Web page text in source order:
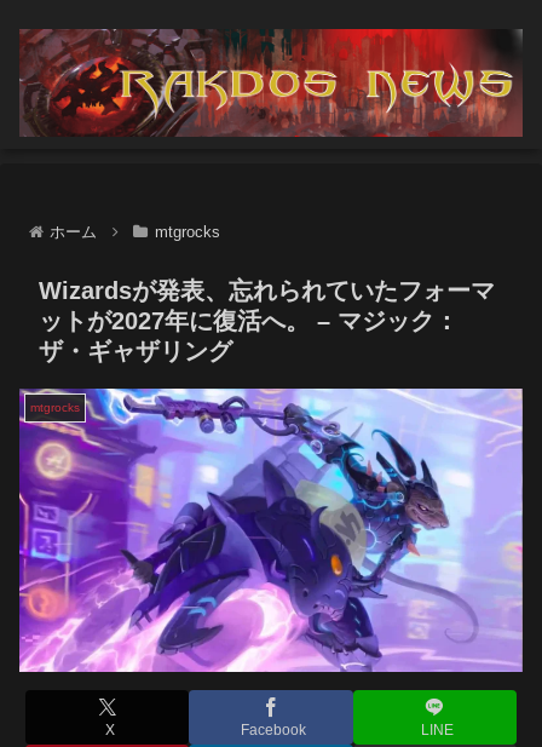
ホーム mtgrocks
Wizardsが発表、忘れられていたフォーマ
ットが2027年に復活へ。 – マジック：
ザ・ギャザリング
mtgrocks
X Facebook LINE